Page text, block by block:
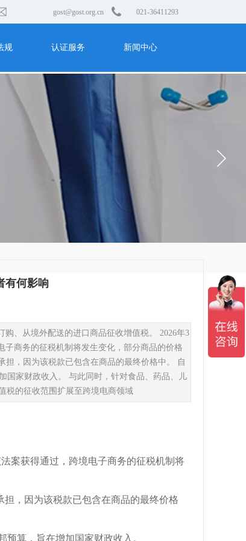
gost@gost.org.cn 021-36411293
规 认证服务 新闻中心
有何影响
、从境外配送的进口商品征收增值税。 2026年3
子商务的征税机制将发生变化，部分商品的价格
担，因为该税款已包含在商品的最终价格中。 自
国家财政收入。 与此同时，针对食品、药品、儿
税的征收范围扩展至跨境电商领域
案获得通过，跨境电子商务的征税机制将
，因为该税款已包含在商品的最终价格
预算，旨在增加国家财政收入。